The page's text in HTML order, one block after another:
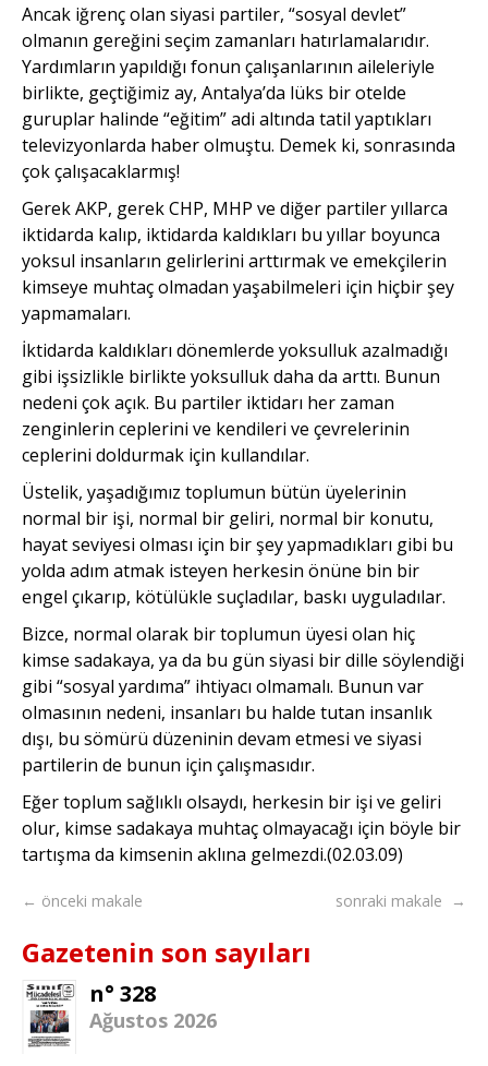
Ancak iğrenç olan siyasi partiler, “sosyal devlet”
olmanın gereğini seçim zamanları hatırlamalarıdır.
Yardımların yapıldığı fonun çalışanlarının aileleriyle
birlikte, geçtiğimiz ay, Antalya’da lüks bir otelde
guruplar halinde “eğitim” adi altında tatil yaptıkları
televizyonlarda haber olmuştu. Demek ki, sonrasında
çok çalışacaklarmış!
Gerek AKP, gerek CHP, MHP ve diğer partiler yıllarca
iktidarda kalıp, iktidarda kaldıkları bu yıllar boyunca
yoksul insanların gelirlerini arttırmak ve emekçilerin
kimseye muhtaç olmadan yaşabilmeleri için hiçbir şey
yapmamaları.
İktidarda kaldıkları dönemlerde yoksulluk azalmadığı
gibi işsizlikle birlikte yoksulluk daha da arttı. Bunun
nedeni çok açık. Bu partiler iktidarı her zaman
zenginlerin ceplerini ve kendileri ve çevrelerinin
ceplerini doldurmak için kullandılar.
Üstelik, yaşadığımız toplumun bütün üyelerinin
normal bir işi, normal bir geliri, normal bir konutu,
hayat seviyesi olması için bir şey yapmadıkları gibi bu
yolda adım atmak isteyen herkesin önüne bin bir
engel çıkarıp, kötülükle suçladılar, baskı uyguladılar.
Bizce, normal olarak bir toplumun üyesi olan hiç
kimse sadakaya, ya da bu gün siyasi bir dille söylendiği
gibi “sosyal yardıma” ihtiyacı olmamalı. Bunun var
olmasının nedeni, insanları bu halde tutan insanlık
dışı, bu sömürü düzeninin devam etmesi ve siyasi
partilerin de bunun için çalışmasıdır.
Eğer toplum sağlıklı olsaydı, herkesin bir işi ve geliri
olur, kimse sadakaya muhtaç olmayacağı için böyle bir
tartışma da kimsenin aklına gelmezdi.(02.03.09)
← önceki makale sonraki makale →
Gazetenin son sayıları
n° 328
Ağustos 2026